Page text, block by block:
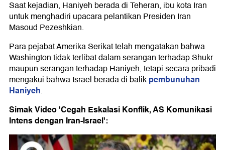
Saat kejadian, Haniyeh berada di Teheran, ibu kota Iran
untuk menghadiri upacara pelantikan Presiden Iran
Masoud Pezeshkian.
Para pejabat Amerika Serikat telah mengatakan bahwa
Washington tidak terlibat dalam serangan terhadap Shukr
maupun serangan terhadap Haniyeh, tetapi secara pribadi
mengakui bahwa Israel berada di balikpembunuhan
Haniyeh.
Simak Video 'Cegah Eskalasi Konflik, AS Komunikasi
Intens dengan Iran-Israel':